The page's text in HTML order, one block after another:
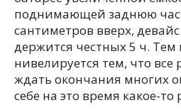
поднимающей заднюю
сантиметров вверх,
держится честных 5 ч.
нивелируется тем, что
ждать окончания многих
себе на это время какое-то